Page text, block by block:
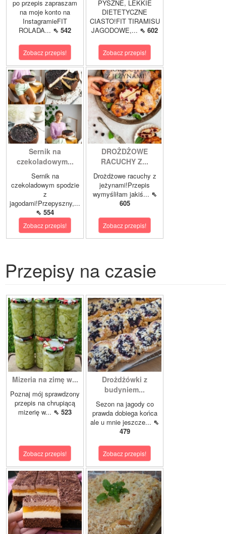
po przepis zapraszam
na moje konto na
InstagramieFIT
ROLADA... ⇖ 542
Zobacz przepis!
PYSZNE, LEKKIE
DIETETYCZNE
CIASTO!FIT TIRAMISU
JAGODOWE,... ⇖ 602
Zobacz przepis!
Sernik na
czekoladowym...
Sernik na
czekoladowym spodzie
z
jagodami!Przepyszny,...
⇖ 554
Zobacz przepis!
DROŻDŻOWE
RACUCHY Z...
Drożdżowe racuchy z
jeżynami!Przepis
wymyśliłam jakiś... ⇖
605
Zobacz przepis!
Przepisy na czasie
Mizeria na zimę w...
Poznaj mój sprawdzony
przepis na chrupiącą
mizerię w... ⇖ 523
Zobacz przepis!
Drożdżówki z
budyniem...
Sezon na jagody co
prawda dobiega końca
ale u mnie jeszcze... ⇖
479
Zobacz przepis!